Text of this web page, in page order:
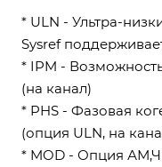
* ULN - Ультра-
Sysref
* IPM -
(на канал)
* PHS - Фазовая
(опция ULN, на
* MOD - Опция